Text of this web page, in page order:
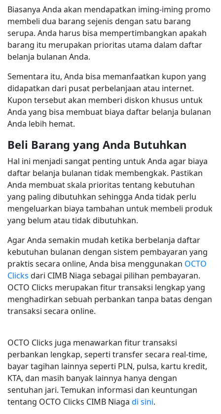
Biasanya Anda akan mendapatkan iming-iming promo
membeli dua barang sejenis dengan satu barang
serupa. Anda harus bisa mempertimbangkan apakah
barang itu merupakan prioritas utama dalam daftar
belanja bulanan Anda.
Sementara itu, Anda bisa memanfaatkan kupon yang
didapatkan dari pusat perbelanjaan atau internet.
Kupon tersebut akan memberi diskon khusus untuk
Anda yang bisa membuat biaya daftar belanja bulanan
Anda lebih hemat.
Beli Barang yang Anda Butuhkan
Hal ini menjadi sangat penting untuk Anda agar biaya
daftar belanja bulanan tidak membengkak. Pastikan
Anda membuat skala prioritas tentang kebutuhan
yang paling dibutuhkan sehingga Anda tidak perlu
mengeluarkan biaya tambahan untuk membeli produk
yang belum atau tidak dibutuhkan.
Agar Anda semakin mudah ketika berbelanja daftar
kebutuhan bulanan dengan sistem pembayaran yang
praktis secara online, Anda bisa menggunakan OCTO
Clicks dari CIMB Niaga sebagai pilihan pembayaran.
OCTO Clicks merupakan fitur transaksi lengkap yang
menghadirkan sebuah perbankan tanpa batas dengan
transaksi secara online.
OCTO Clicks juga menawarkan fitur transaksi
perbankan lengkap, seperti transfer secara real-time,
bayar tagihan lainnya seperti PLN, pulsa, kartu kredit,
KTA, dan masih banyak lainnya hanya dengan
sentuhan jari. Temukan informasi dan keuntungan
tentang OCTO Clicks CIMB Niaga di sini.